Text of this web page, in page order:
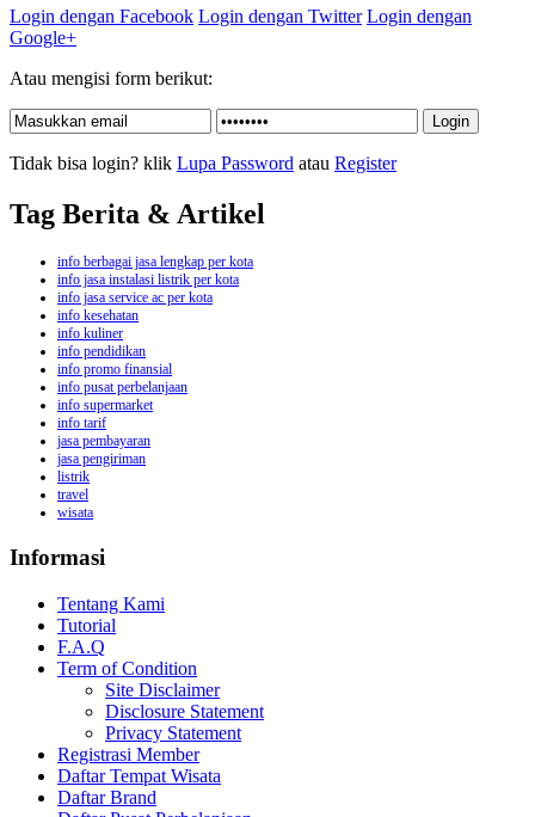
Login dengan Facebook Login dengan Twitter Login dengan
Google+
Atau mengisi form berikut:
Tidak bisa login? klik Lupa Password atau Register
Tag Berita & Artikel
info berbagai jasa lengkap per kota
info jasa instalasi listrik per kota
info jasa service ac per kota
info kesehatan
info kuliner
info pendidikan
info promo finansial
info pusat perbelanjaan
info supermarket
info tarif
jasa pembayaran
jasa pengiriman
listrik
travel
wisata
Informasi
Tentang Kami
Tutorial
F.A.Q
Term of Condition
Site Disclaimer
Disclosure Statement
Privacy Statement
Registrasi Member
Daftar Tempat Wisata
Daftar Brand